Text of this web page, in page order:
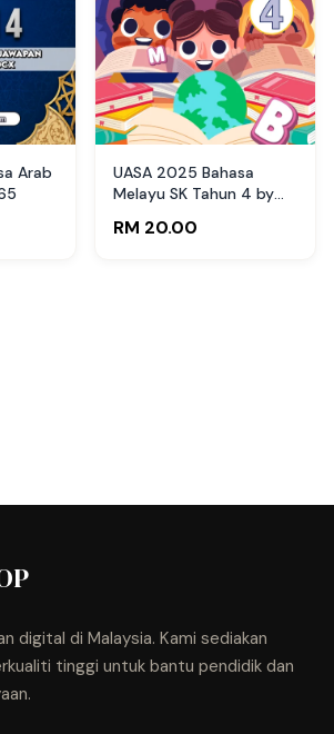
Arab
UASA 2025 Bahasa
Melayu SK Tahun 4 by
RM 20.00
digital di Malaysia. Kami sediakan
tinggi untuk bantu pendidik dan